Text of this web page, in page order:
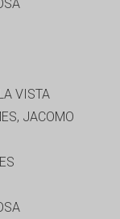
VISTA
JACOMO